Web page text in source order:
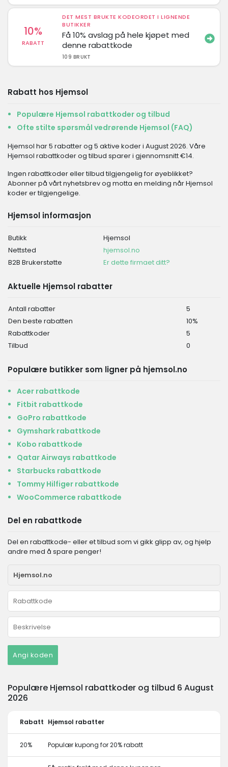
10%
RABATT
DET MEST BRUKTE KODEORDET I LIGNENDE
BUTIKKER
Få 10% avslag på hele kjøpet med
denne rabattkode
109 BRUKT
Rabatt hos Hjemsol
Populære Hjemsol rabattkoder og tilbud
Ofte stilte spørsmål vedrørende Hjemsol (FAQ)
Hjemsol har 5 rabatter og 5 aktive koder i August 2026. Våre
Hjemsol rabattkoder og tilbud sparer i gjennomsnitt €14.
Ingen rabattkoder eller tilbud tilgjengelig for øyeblikket?
Abonner på vårt nyhetsbrev og motta en melding når Hjemsol
koder er tilgjengelige.
Hjemsol informasjon
Butikk
Hjemsol
Nettsted
hjemsol.no
B2B Brukerstøtte
Er dette firmaet ditt?
Aktuelle Hjemsol rabatter
Antall rabatter
5
Den beste rabatten
10%
Rabattkoder
5
Tilbud
0
Populære butikker som ligner på hjemsol.no
Acer rabattkode
Fitbit rabattkode
GoPro rabattkode
Gymshark rabattkode
Kobo rabattkode
Qatar Airways rabattkode
Starbucks rabattkode
Tommy Hilfiger rabattkode
WooCommerce rabattkode
Del en rabattkode
Del en rabattkode- eller et tilbud som vi gikk glipp av, og hjelp
andre med å spare penger!
Angi koden
Populære Hjemsol rabattkoder og tilbud 6 August
2026
Rabatt Hjemsol rabatter
20% Populær kupong for 20% rabatt